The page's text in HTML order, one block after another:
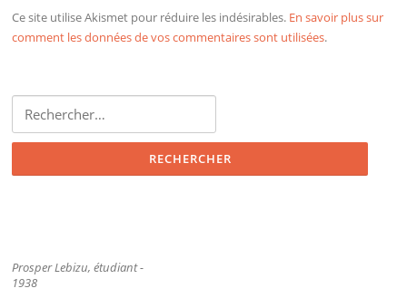
Ce site utilise Akismet pour réduire les indésirables. En savoir plus sur
comment les données de vos commentaires sont utilisées.
Prosper Lebizu, étudiant -
1938